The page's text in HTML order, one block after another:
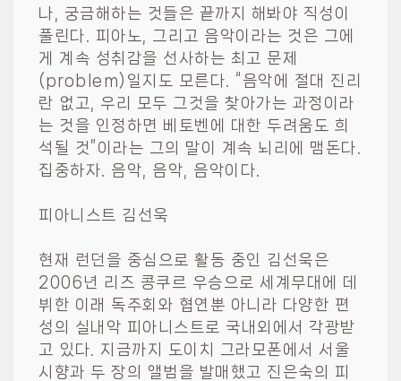
나, 궁금해하는 것들은 끝까지 해봐야 직성이
풀린다. 피아노, 그리고 음악이라는 것은 그에
게 계속 성취감을 선사하는 최고 문제
(problem)일지도 모른다. “음악에 절대 진리
란 없고, 우리 모두 그것을 찾아가는 과정이라
는 것을 인정하면 베토벤에 대한 두려움도 희
석될 것”이라는 그의 말이 계속 뇌리에 맴돈다.
집중하자. 음악, 음악, 음악이다.
피아니스트 김선욱
현재 런던을 중심으로 활동 중인 김선욱은
2006년 리즈 콩쿠르 우승으로 세계무대에 데
뷔한 이래 독주회와 협연뿐 아니라 다양한 편
성의 실내악 피아니스트로 국내외에서 각광받
고 있다. 지금까지 도이치 그라모폰에서 서울
시향과 두 장의 앨범을 발매했고 진은숙의 피